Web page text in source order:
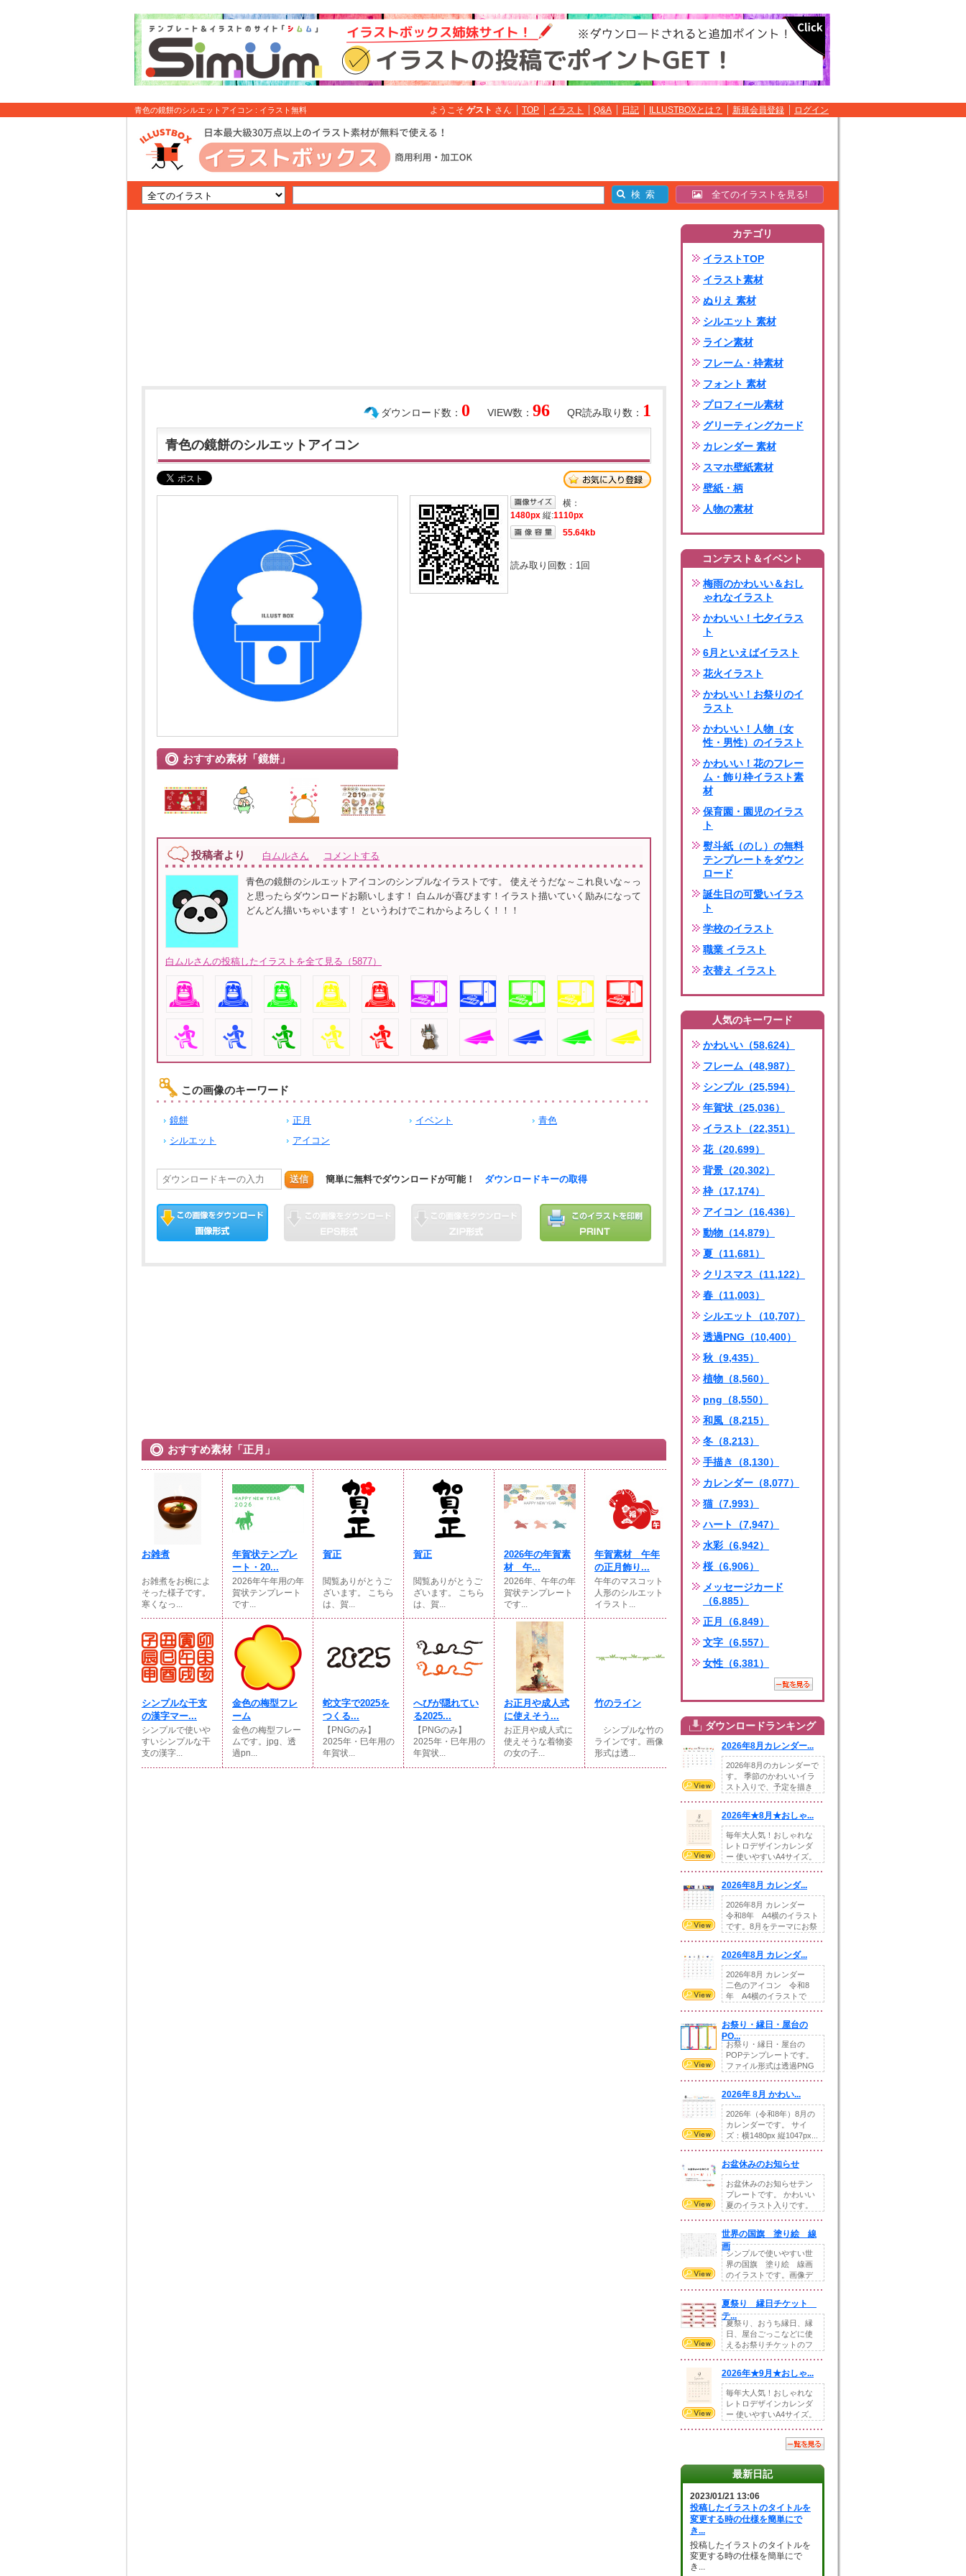
青色の鏡餅のシルエットアイコン : イラスト無料 ようこそ ゲスト さん TOP イラスト Q&A 日記 ILLUSTBOXとは？ 新規会員登録 ログイン
全てのイラストを見る!
QR読み取り数： 1
VIEW数： 96
ダウンロード数： 0
青色の鏡餅のシルエットアイコン
おすすめ素材「鏡餅」
横：
1480px 縦:1110px
55.64kb
読み取り回数： 1回
投稿者より 白ムルさん コメントする
青色の鏡餅のシルエットアイコンのシンプルなイラストです。 使えそうだな～これ良いな～っ
と思ったらダウンロードお願いします！ 白ムルが喜びます！イラスト描いていく励みになって
どんどん描いちゃいます！ というわけでこれからよろしく！！！
白ムルさんの投稿したイラストを全て見る（5877）
この画像のキーワード
鏡餅 正月 イベント
青色
シルエット
アイコン
送信 簡単に無料でダウンロードが可能！ ダウンロードキーの取得
おすすめ素材「正月」
お雑煮
お雑煮をお椀によ
そった様子です。
寒くなっ...
年賀状テンプレ
ート・20...
2026年午年用の年
賀状テンプレート
です...
賀正
閲覧ありがとうご
ざいます。 こちら
は、賀...
賀正
閲覧ありがとうご
ざいます。 こちら
は、賀...
2026年の年賀素
材 午...
2026年、午年の年
賀状テンプレート
です...
年賀素材 午年
の正月飾り...
午年のマスコット
人形のシルエット
イラスト...
シンプルな干支
の漢字マー...
シンプルで使いや
すいシンプルな干
支の漢字...
金色の梅型フレ
ーム
金色の梅型フレー
ムです。jpg、透
過pn...
蛇文字で2025を
つくる...
【PNGのみ】
2025年・巳年用の
年賀状...
へびが隠れてい
る2025...
【PNGのみ】
2025年・巳年用の
年賀状...
お正月や成人式
に使えそう...
お正月や成人式に
使えそうな着物姿
の女の子...
竹のライン
シンプルな竹の
ラインです。画像
形式は透...
カテゴリ
イラストTOP
イラスト素材
ぬりえ 素材
シルエット 素材
ライン素材
フレーム・枠素材
フォント 素材
プロフィール素材
グリーティングカード
カレンダー 素材
スマホ壁紙素材
壁紙・柄
人物の素材
コンテスト＆イベント
梅雨のかわいい＆おし
ゃれなイラスト
かわいい！七夕イラス
ト
6月といえばイラスト
花火イラスト
かわいい！お祭りのイ
ラスト
かわいい！人物（女
性・男性）のイラスト
かわいい！花のフレー
ム・飾り枠イラスト素
材
保育園・園児のイラス
ト
熨斗紙（のし）の無料
テンプレートをダウン
ロード
誕生日の可愛いイラス
ト
学校のイラスト
職業 イラスト
衣替え イラスト
人気のキーワード
かわいい（58,624）
フレーム（48,987）
シンプル（25,594）
年賀状（25,036）
イラスト（22,351）
花（20,699）
背景（20,302）
枠（17,174）
アイコン（16,436）
動物（14,879）
夏（11,681）
クリスマス（11,122）
春（11,003）
シルエット（10,707）
透過PNG（10,400）
秋（9,435）
植物（8,560）
png（8,550）
和風（8,215）
冬（8,213）
手描き（8,130）
カレンダー（8,077）
猫（7,993）
ハート（7,947）
水彩（6,942）
桜（6,906）
メッセージカード
（6,885）
正月（6,849）
文字（6,557）
女性（6,381）
ダウンロードランキング
2026年8月カレンダー...
2026年8月のカレンダーで
す。 季節のかわいいイラ
スト入りで、予定を描き
2026年★8月★おしゃ...
毎年大人気！おしゃれな
レトロデザインカレンダ
ー 使いやすいA4サイズ。
2026年8月 カレンダ...
2026年8月 カレンダー
令和8年 A4横のイラスト
です。8月をテーマにお祭
2026年8月 カレンダ...
2026年8月 カレンダー
二色のアイコン 令和8
年 A4横のイラストで
お祭り・縁日・屋台の
PO...
お祭り・縁日・屋台の
POPテンプレートです。
ファイル形式は透過PNG
2026年 8月 かわい...
2026年（令和8年）8月の
カレンダーです。 サイ
ズ：横1480px 縦1047px...
お盆休みのお知らせ
お盆休みのお知らせテン
プレートです。 かわいい
夏のイラスト入りです。
世界の国旗 塗り絵 線
画
シンプルで使いやすい世
界の国旗 塗り絵 線画
のイラストです。画像デ
夏祭り 縁日チケット
テ...
夏祭り、おうち縁日、縁
日、屋台ごっこなどに使
えるお祭りチケットのフ
2026年★9月★おしゃ...
毎年大人気！おしゃれな
レトロデザインカレンダ
ー 使いやすいA4サイズ。
最新日記
2023/01/21 13:06
投稿したイラストのタイトルを
変更する時の仕様を簡単にで
き...
投稿したイラストのタイトルを
変更する時の仕様を簡単にで
き...